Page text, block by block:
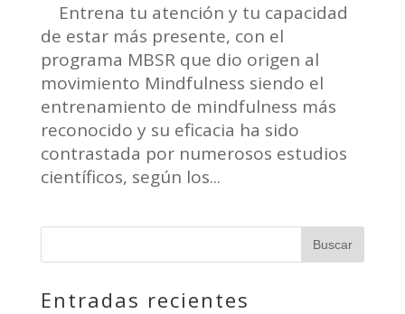
Entrena tu atención y tu capacidad
de estar más presente, con el
programa MBSR que dio origen al
movimiento Mindfulness siendo el
entrenamiento de mindfulness más
reconocido y su eficacia ha sido
contrastada por numerosos estudios
científicos, según los...
Entradas recientes